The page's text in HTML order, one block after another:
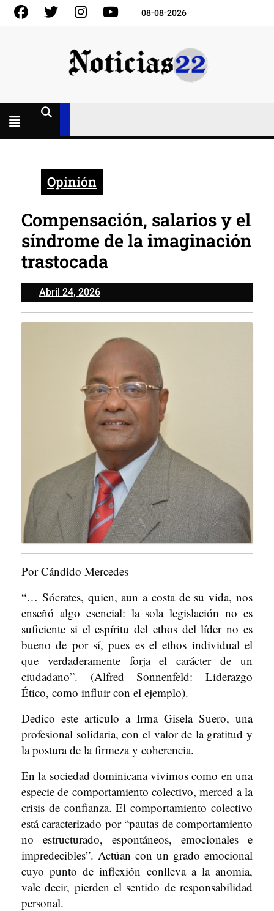
Skip
FacebookGorjeo InstagramYouTube08-08-2026
Opinión
Compensación, salarios y el
síndrome de la imaginación
trastocada
Abril 24, 2026Abril
24,
2026
Por Cándido Mercedes
“… Sócrates, quien, aun a costa de su vida, nos
enseñó algo esencial: la sola legislación no es
suficiente si el espíritu del ethos del líder no es
bueno de por sí, pues es el ethos individual el
que verdaderamente forja el carácter de un
ciudadano”. (Alfred Sonnenfeld: Liderazgo
Ético, como influir con el ejemplo).
Dedico este articulo a Irma Gisela Suero, una
profesional solidaria, con el valor de la gratitud y
la postura de la firmeza y coherencia.
En la sociedad dominicana vivimos como en una
especie de comportamiento colectivo, merced a la
crisis de confianza. El comportamiento colectivo
está caracterizado por “pautas de comportamiento
no estructurado, espontáneos, emocionales e
impredecibles”. Actúan con un grado emocional
cuyo punto de inflexión conlleva a la anomia,
vale decir, pierden el sentido de responsabilidad
personal.